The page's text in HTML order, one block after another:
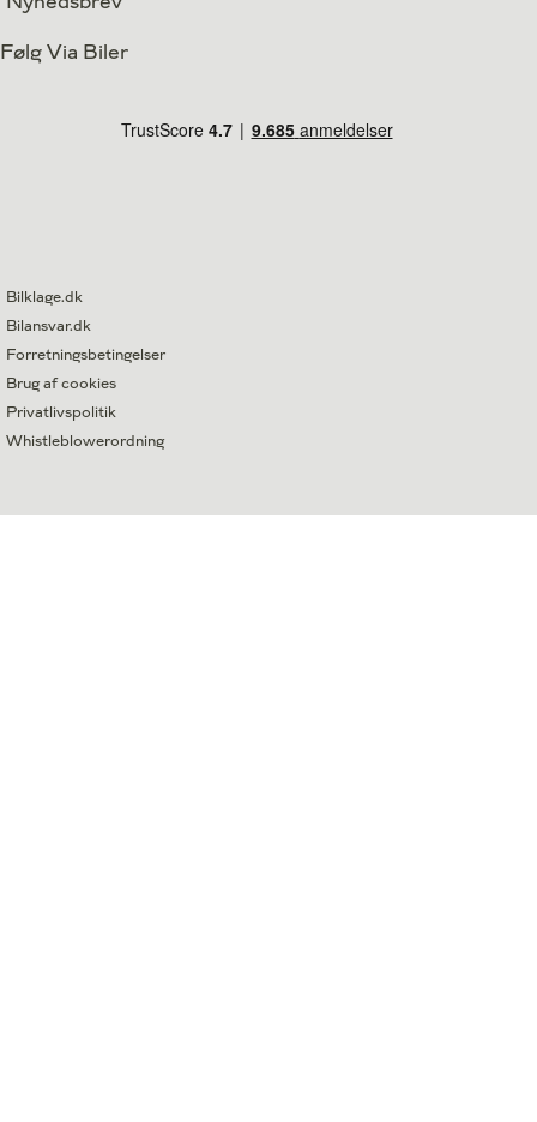
Følg Via Biler
Bilklage.dk
Bilansvar.dk
Forretningsbetingelser
Brug af cookies
Privatlivspolitik
Whistleblowerordning